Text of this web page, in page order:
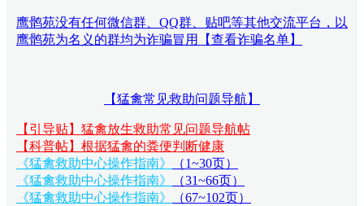
鹰鹘苑没有任何微信群、QQ群、贴吧等其他交流平台，以
鹰鹘苑为名义的群均为诈骗冒用【查看诈骗名单】
【猛禽常见救助问题导航】
【引导贴】猛禽放生救助常见问题导航帖
【科普帖】根据猛禽的粪便判断健康
《猛禽救助中心操作指南》
（1~30页）
《猛禽救助中心操作指南》
（31~66页）
《猛禽救助中心操作指南》
（67~102页）